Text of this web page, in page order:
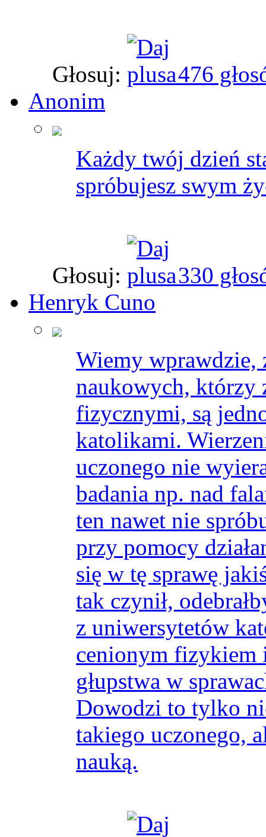
Głosuj:
476
Anonim
Każdy twój dzień
spróbujesz swym
Głosuj:
330
Henryk Cuno
Wiemy wprawdzie,
naukowych, którzy
fizycznymi, są
katolikami.
uczonego nie
badania np. nad
ten nawet nie
przy pomocy
się w tę sprawę
tak czynił,
z uniwersytetów
cenionym fizykiem
głupstwa w
Dowodzi to tylko
takiego uczonego,
nauką.